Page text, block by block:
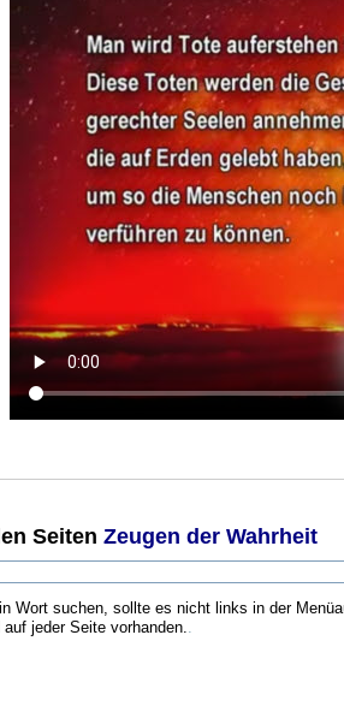
Seiten Zeugen der Wahrheit
Wort suchen, sollte es nicht links in der
jeder Seite vorhanden..